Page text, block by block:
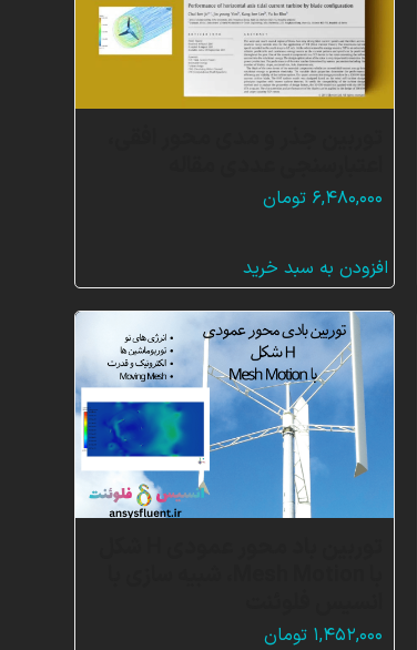
۶,۴۸۰,۰۰۰ تومان
افزودن به سبد خرید
۱,۴۵۲,۰۰۰ تومان